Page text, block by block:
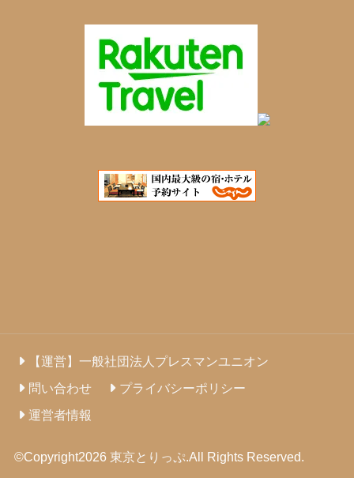
【運営】一般社団法人プレスマンユニオン
問い合わせ
プライバシーポリシー
運営者情報
©Copyright2026 東京とりっぷ.All Rights Reserved.